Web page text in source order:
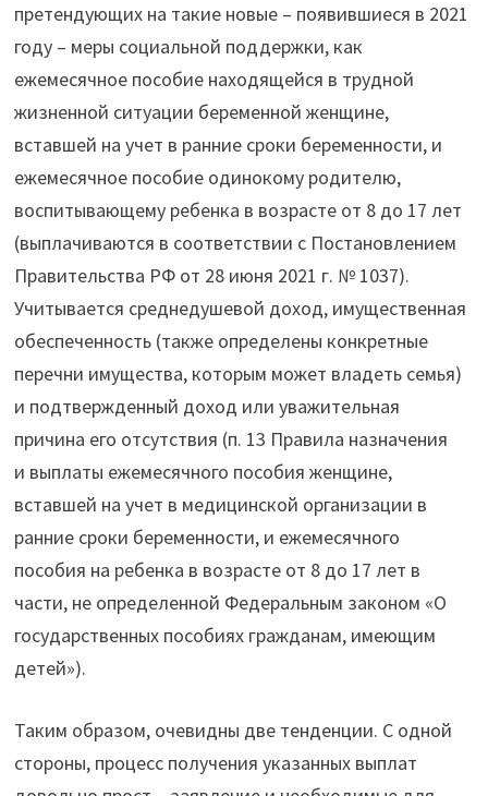
претендующих на такие новые – появившиеся в 2021
году – меры социальной поддержки, как
ежемесячное пособие находящейся в трудной
жизненной ситуации беременной женщине,
вставшей на учет в ранние сроки беременности, и
ежемесячное пособие одинокому родителю,
воспитывающему ребенка в возрасте от 8 до 17 лет
(выплачиваются в соответствии с Постановлением
Правительства РФ от 28 июня 2021 г. № 1037).
Учитывается среднедушевой доход, имущественная
обеспеченность (также определены конкретные
перечни имущества, которым может владеть семья)
и подтвержденный доход или уважительная
причина его отсутствия (п. 13 Правила назначения
и выплаты ежемесячного пособия женщине,
вставшей на учет в медицинской организации в
ранние сроки беременности, и ежемесячного
пособия на ребенка в возрасте от 8 до 17 лет в
части, не определенной Федеральным законом «О
государственных пособиях гражданам, имеющим
детей»).
Таким образом, очевидны две тенденции. С одной
стороны, процесс получения указанных выплат